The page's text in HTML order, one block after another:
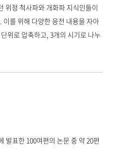
위정 척사파와 개화파 지식인들이
를 위해 다양한 응전 내용을 자아
위로 압축하고, 3개의 시기로 나누
발표한 100여편의 논문 중 약 20편